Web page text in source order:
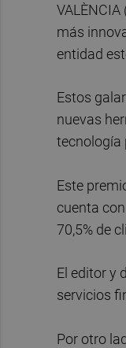
más
entidad
Estos
nuevas
tecnología
Este
cuenta
70,5% de
El editor y
servicios
Por otro